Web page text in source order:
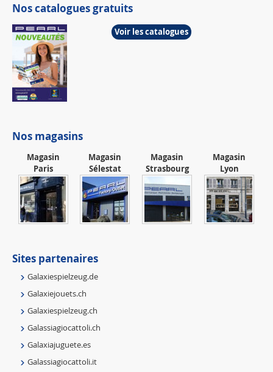
Nos catalogues gratuits
Voir les catalogues
Nos magasins
Magasin
Paris
Magasin
Sélestat
Magasin
Strasbourg
Magasin
Lyon
Sites partenaires
Galaxiespielzeug.de
Galaxiejouets.ch
Galaxiespielzeug.ch
Galassiagiocattoli.ch
Galaxiajuguete.es
Galassiagiocattoli.it